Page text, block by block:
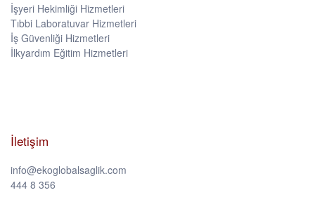
İşyeri Hekimliği Hizmetleri
Tıbbi Laboratuvar Hizmetleri
İş Güvenliği Hizmetleri
İlkyardım Eğitim Hizmetleri
İletişim
info@ekoglobalsaglik.com
444 8 356